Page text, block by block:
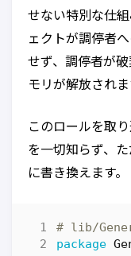
せない特別な仕
ェクトが調停者
せず、調停者が
モリが解放されま
このロールを取
を一切知らず、
に書き換えます。
# lib/
package